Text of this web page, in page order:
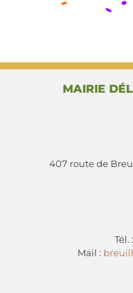
MAIRIE
407 route de
Tél. :
Mail :